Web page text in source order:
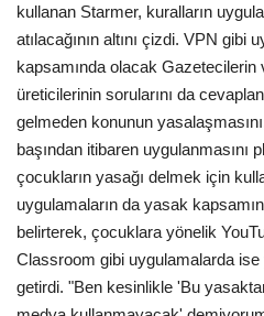
kullanan Starmer, kuralların
atılacağının altını çizdi. VPN gibi
kapsamında olacak
üreticilerinin sorularını da
gelmeden konunun
başından itibaren uygulanmasını
çocukların yasağı delmek için
uygulamaların da yasak
belirterek, çocuklara yönelik
Classroom gibi uygulamalarda ise
getirdi. "Ben kesinlikle 'Bu